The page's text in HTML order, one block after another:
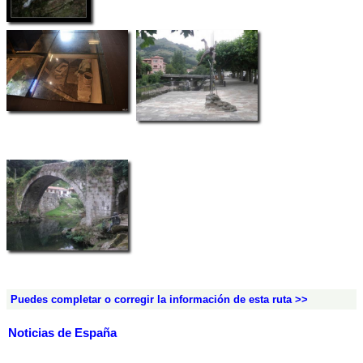
Puedes completar o corregir la información de esta ruta >>
Noticias de España